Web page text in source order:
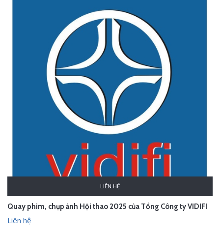
LIÊN HỆ
Quay phim, chụp ảnh Hội thao 2025 của Tổng Công ty VIDIFI
Liên hệ